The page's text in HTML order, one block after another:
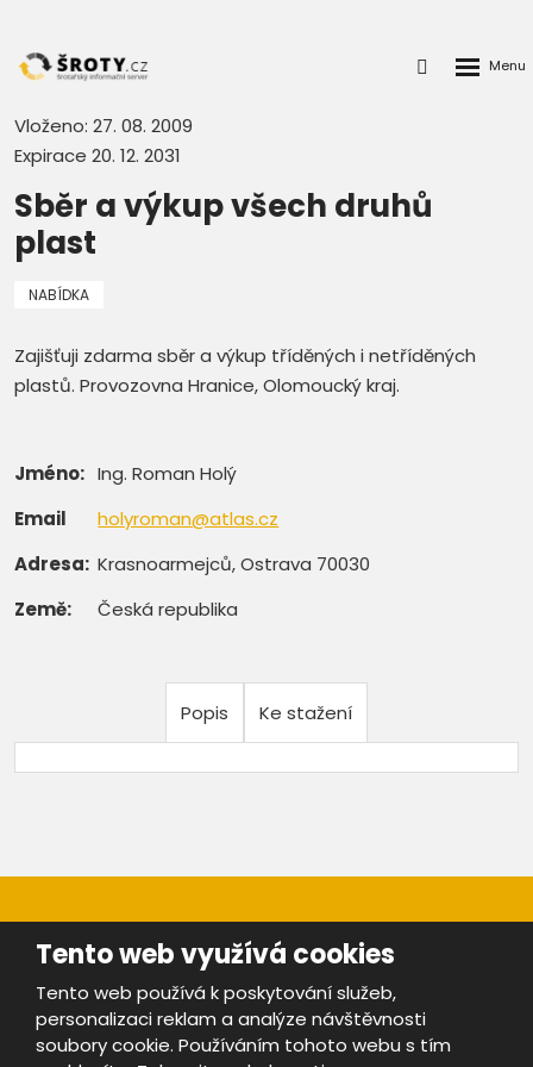
Přihlášení
Vloženo: 27. 08. 2009
Expirace 20. 12. 2031
Sběr a výkup všech druhů
plast
NABÍDKA
Zajišťuji zdarma sběr a výkup tříděných i netříděných
plastů. Provozovna Hranice, Olomoucký kraj.
Jméno: Ing. Roman Holý
Email
holyroman@atlas.cz
Adresa: Krasnoarmejců, Ostrava 70030
Země:
Česká republika
Popis Ke stažení
Mapa stránek |Bezpečnost a ochrana osobních údajů
Podmínky použití
Tento web využívá cookies
Tento web používá k poskytování služeb,
personalizaci reklam a analýze návštěvnosti
soubory cookie. Používáním tohoto webu s tím